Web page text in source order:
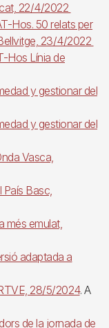
22/4/2022
Hos. 50 relats per
23/4/2022
Hos Línia de
y gestionar del
y gestionar del
Vasca,
País Basc,
més emulat,
adaptada a
28/5/2024. A
de la jornada de